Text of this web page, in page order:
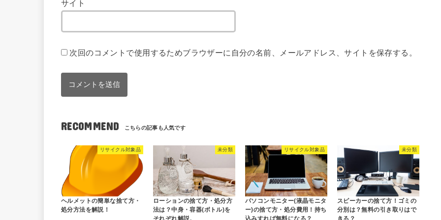
サイト
次回のコメントで使用するためブラウザーに自分の名前、メールアドレス、サイトを保存する。
RECOMMEND
リサイクル対象品
ヘルメットの簡単な捨て方・
処分方法を解説！
未分類
ローションの捨て方・処分方
法は？中身・容器(ボトル)を
それぞれ解説。
リサイクル対象品
パソコンモニター(液晶モニタ
ー)の捨て方・処分費用！持ち
込みすれば無料になる？
未分類
スピーカーの捨て方！ゴミの
分別は？無料の引き取りはで
きる？